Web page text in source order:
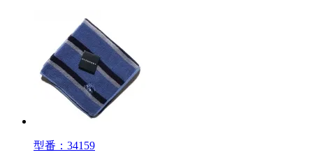
型番：34159